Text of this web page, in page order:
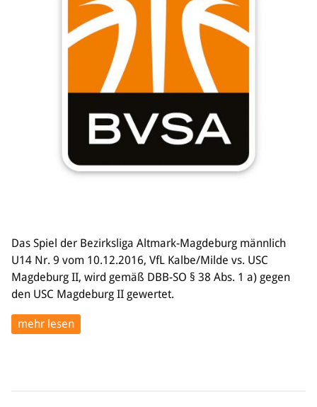
Das Spiel der Bezirksliga Altmark-Magdeburg männlich
U14 Nr. 9 vom 10.12.2016, VfL Kalbe/Milde vs. USC
Magdeburg II, wird gemäß DBB-SO § 38 Abs. 1 a) gegen
den USC Magdeburg II gewertet.
mehr lesen